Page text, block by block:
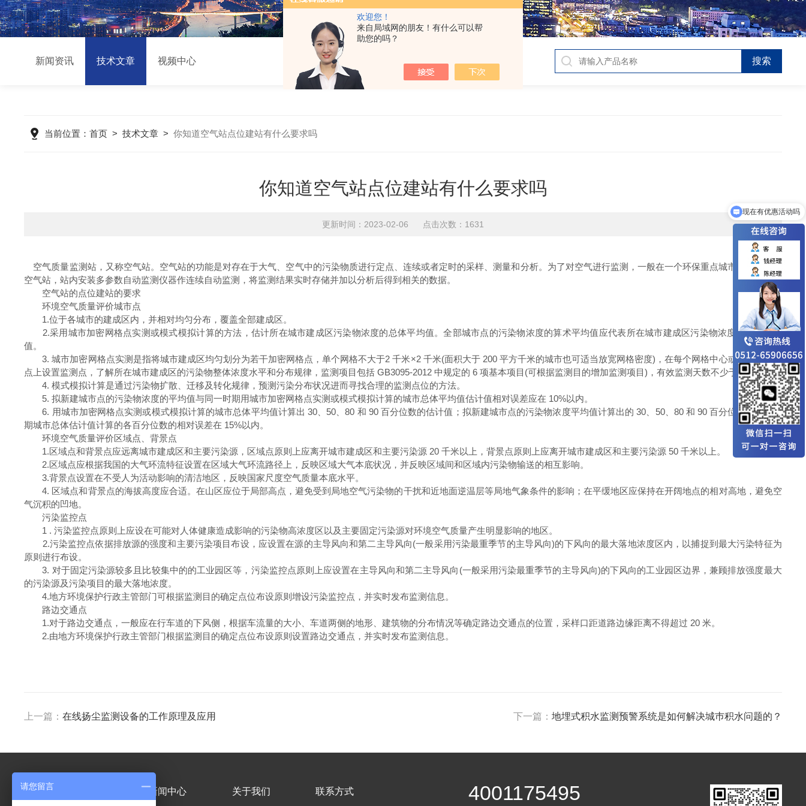
欢迎您！
来自局域网的朋友！有什么可以帮
助您的吗？
新闻资讯 技术文章 视频中心
当前位置：首页 >技术文章 >你知道空气站点位建站有什么要求吗
你知道空气站点位建站有什么要求吗
更新时间：2023-02-06 点击次数：1631
空气质量监测站，又称空气站。空气站的功能是对存在于大气、空气中的污染物质进行定点、连续或者定时的采样、测量和分析。为了对空气进行监测，一般在一个环保重点城市设立若干个
空气站，站内安装多参数自动监测仪器作连续自动监测，将监测结果实时存储并加以分析后得到相关的数据。
空气站的点位建站的要求
环境空气质量评价城市点
1.位于各城市的建成区内，并相对均匀分布，覆盖全部建成区。
2.采用城市加密网格点实测或模式模拟计算的方法，估计所在城市建成区污染物浓度的总体平均值。全部城市点的污染物浓度的算术平均值应代表所在城市建成区污染物浓度的总体平均
值。
3. 城市加密网格点实测是指将城市建成区均匀划分为若干加密网格点，单个网格不大于2 千米×2 千米(面积大于 200 平方千米的城市也可适当放宽网格密度)，在每个网格中心或网格线的交
点上设置监测点，了解所在城市建成区的污染物整体浓度水平和分布规律，监测项目包括 GB3095-2012 中规定的 6 项基本项目(可根据监测目的增加监测项目)，有效监测天数不少于 15 天。
4. 模式模拟计算是通过污染物扩散、迁移及转化规律，预测污染分布状况进而寻找合理的监测点位的方法。
5. 拟新建城市点的污染物浓度的平均值与同一时期用城市加密网格点实测或模式模拟计算的城市总体平均值估计值相对误差应在 10%以内。
6. 用城市加密网格点实测或模式模拟计算的城市总体平均值计算出 30、50、80 和 90 百分位数的估计值；拟新建城市点的污染物浓度平均值计算出的 30、50、80 和 90 百分位数与同一时
期城市总体估计值计算的各百分位数的相对误差在 15%以内。
环境空气质量评价区域点、背景点
1.区域点和背景点应远离城市建成区和主要污染源，区域点原则上应离开城市建成区和主要污染源 20 千米以上，背景点原则上应离开城市建成区和主要污染源 50 千米以上。
2.区域点应根据我国的大气环流特征设置在区域大气环流路径上，反映区域大气本底状况，并反映区域间和区域内污染物输送的相互影响。
3.背景点设置在不受人为活动影响的清洁地区，反映国家尺度空气质量本底水平。
4. 区域点和背景点的海拔高度应合适。在山区应位于局部高点，避免受到局地空气污染物的干扰和近地面逆温层等局地气象条件的影响；在平缓地区应保持在开阔地点的相对高地，避免空
气沉积的凹地。
污染监控点
1 . 污染监控点原则上应设在可能对人体健康造成影响的污染物高浓度区以及主要固定污染源对环境空气质量产生明显影响的地区。
2.污染监控点依据排放源的强度和主要污染项目布设，应设置在源的主导风向和第二主导风向(一般采用污染最重季节的主导风向)的下风向的最大落地浓度区内，以捕捉到最大污染特征为
原则进行布设。
3. 对于固定污染源较多且比较集中的的工业园区等，污染监控点原则上应设置在主导风向和第二主导风向(一般采用污染最重季节的主导风向)的下风向的工业园区边界，兼顾排放强度最大
的污染源及污染项目的最大落地浓度。
4.地方环境保护行政主管部门可根据监测目的确定点位布设原则增设污染监控点，并实时发布监测信息。
路边交通点
1.对于路边交通点，一般应在行车道的下风侧，根据车流量的大小、车道两侧的地形、建筑物的分布情况等确定路边交通点的位置，采样口距道路边缘距离不得超过 20 米。
2.由地方环境保护行政主管部门根据监测目的确定点位布设原则设置路边交通点，并实时发布监测信息。
上一篇：在线扬尘监测设备的工作原理及应用 下一篇： 地埋式积水监测预警系统是如何解决城巿积水问题的？
产品中心 新闻中心 关于我们 联系方式 4001175495
现在有优惠活动吗
请您留言